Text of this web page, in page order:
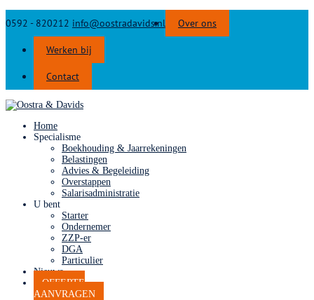
0592 - 820212 info@oostradavids.nl Over ons
Werken bij
Contact
Home
Specialisme
Boekhouding & Jaarrekeningen
Belastingen
Advies & Begeleiding
Overstappen
Salarisadministratie
U bent
Starter
Ondernemer
ZZP-er
DGA
Particulier
Nieuws
OFFERTE
AANVRAGEN